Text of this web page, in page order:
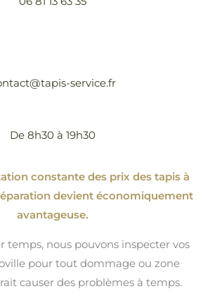
service.fr
De 8h30 à 19h30
constante des prix des tapis à
devient économiquement
avantageuse.
temps, nous pouvons inspecter vos
pour tout dommage ou zone
causer des problèmes à temps.